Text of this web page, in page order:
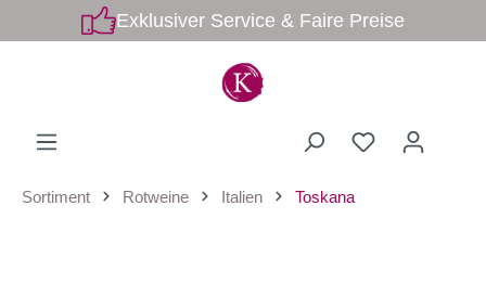
Exklusiver Service & Faire Preise
Sortiment Rotweine Italien Toskana